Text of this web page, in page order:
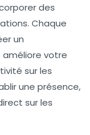
des
Chaque
un
votre
sur les
une présence,
sur les